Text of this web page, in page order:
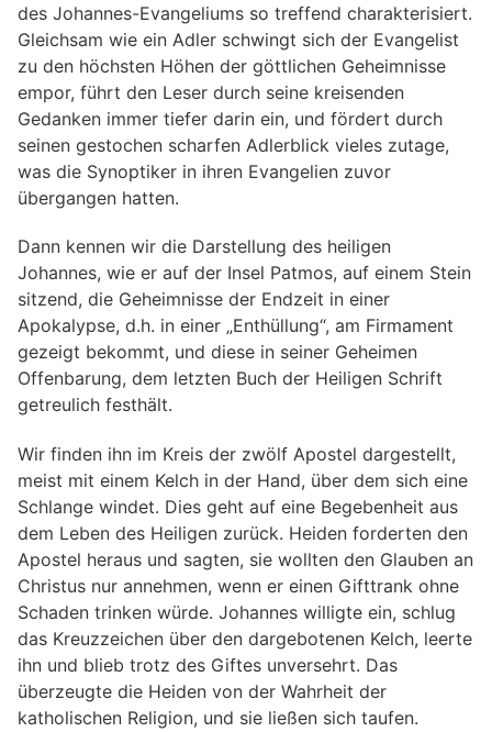
des Johannes-Evangeliums so treffend charakterisiert.
Gleichsam wie ein Adler schwingt sich der Evangelist
zu den höchsten Höhen der göttlichen Geheimnisse
empor, führt den Leser durch seine kreisenden
Gedanken immer tiefer darin ein, und fördert durch
seinen gestochen scharfen Adlerblick vieles zutage,
was die Synoptiker in ihren Evangelien zuvor
übergangen hatten.
Dann kennen wir die Darstellung des heiligen
Johannes, wie er auf der Insel Patmos, auf einem Stein
sitzend, die Geheimnisse der Endzeit in einer
Apokalypse, d.h. in einer „Enthüllung“, am Firmament
gezeigt bekommt, und diese in seiner Geheimen
Offenbarung, dem letzten Buch der Heiligen Schrift
getreulich festhält.
Wir finden ihn im Kreis der zwölf Apostel dargestellt,
meist mit einem Kelch in der Hand, über dem sich eine
Schlange windet. Dies geht auf eine Begebenheit aus
dem Leben des Heiligen zurück. Heiden forderten den
Apostel heraus und sagten, sie wollten den Glauben an
Christus nur annehmen, wenn er einen Gifttrank ohne
Schaden trinken würde. Johannes willigte ein, schlug
das Kreuzzeichen über den dargebotenen Kelch, leerte
ihn und blieb trotz des Giftes unversehrt. Das
überzeugte die Heiden von der Wahrheit der
katholischen Religion, und sie ließen sich taufen.